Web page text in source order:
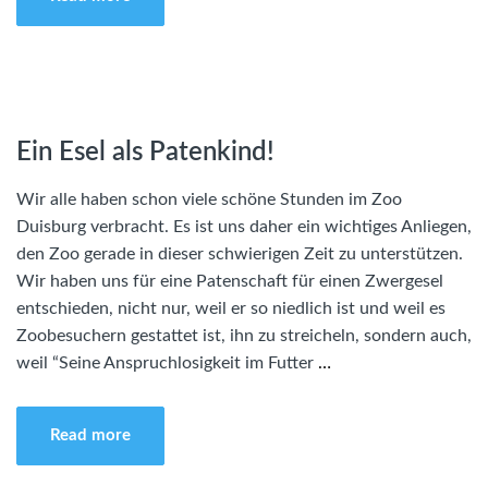
Ein Esel als Patenkind!
Wir alle haben schon viele schöne Stunden im Zoo
Duisburg verbracht. Es ist uns daher ein wichtiges Anliegen,
den Zoo gerade in dieser schwierigen Zeit zu unterstützen.
Wir haben uns für eine Patenschaft für einen Zwergesel
entschieden, nicht nur, weil er so niedlich ist und weil es
Zoobesuchern gestattet ist, ihn zu streicheln, sondern auch,
weil “Seine Anspruchlosigkeit im Futter …
Read more